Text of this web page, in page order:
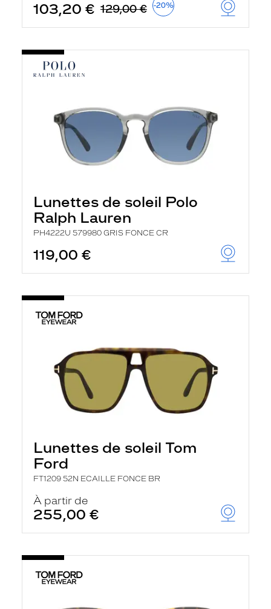
103,20 € 129,00 € -20%
Lunettes de soleil Polo
Ralph Lauren
PH4222U 579980 GRIS FONCE CR
119,00 €
Lunettes de soleil Tom
Ford
FT1209 52N ECAILLE FONCE BR
À partir de
255,00 €